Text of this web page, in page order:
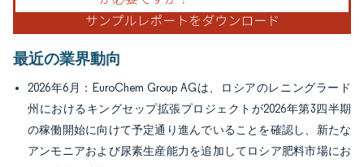
最近の業界動向
2026年6月：EuroChem Group AGは、ロシアのレニングラード
州におけるキングセップ拡張プロジェクトが2026年第3四半期
の稼働開始に向けて予定通り進んでいることを確認し、新たな
アンモニアおよび尿素生産能力を追加してロシア肥料市場にお